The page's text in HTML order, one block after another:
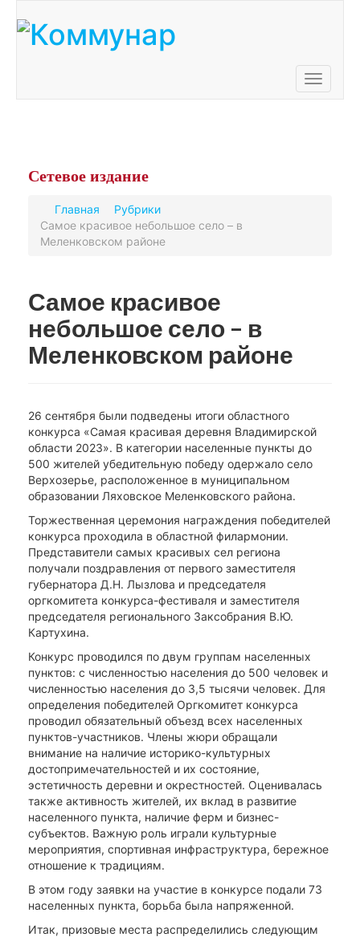
Toggle
Сетевое издание
Главная
Рубрики
Самое красивое небольшое село – в
Меленковском районе
Самое красивое
небольшое село – в
Меленковском районе
26 сентября были подведены итоги областного
конкурса «Самая красивая деревня Владимирской
области 2023». В категории населенные пункты до
500 жителей убедительную победу одержало село
Верхозерье, расположенное в муниципальном
образовании Ляховское Меленковского района.
Торжественная церемония награждения победителей
конкурса проходила в областной филармонии.
Представители самых красивых сел региона
получали поздравления от первого заместителя
губернатора Д.Н. Лызлова и председателя
оргкомитета конкурса-фестиваля и заместителя
председателя регионального Заксобрания В.Ю.
Картухина.
Конкурс проводился по двум группам населенных
пунктов: с численностью населения до 500 человек и
численностью населения до 3,5 тысячи человек. Для
определения победителей Оргкомитет конкурса
проводил обязательный объезд всех населенных
пунктов-участников. Члены жюри обращали
внимание на наличие историко-культурных
достопримечательностей и их состояние,
эстетичность деревни и окрестностей. Оценивалась
также активность жителей, их вклад в развитие
населенного пункта, наличие ферм и бизнес-
субъектов. Важную роль играли культурные
мероприятия, спортивная инфраструктура, бережное
отношение к традициям.
В этом году заявки на участие в конкурсе подали 73
населенных пункта, борьба была напряженной.
Итак, призовые места распределились следующим